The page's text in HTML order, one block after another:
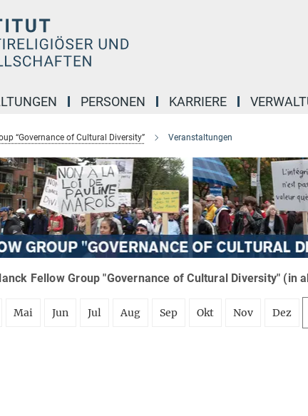
PERSONEN KARRIERE
“Governance of Cultural Diversity” Veranstaltungen
Fellow Group "Governance of Cultural Diversity" (in
Mai Jun Jul Aug Sep Okt Nov Dez